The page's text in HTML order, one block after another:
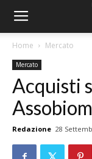
Home Mercato
Mercato
Acquisti
Redazione 28